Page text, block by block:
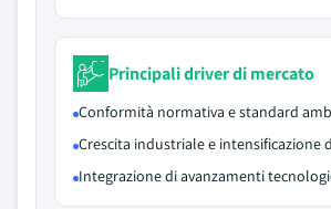
Principali driver di mercato
Conformità normativa e standard
Crescita industriale e intensificazione
Integrazione di avanzamenti